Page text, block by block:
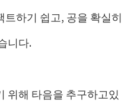
하기 쉽고, 공을 확실히
니다.
위해 타음을 추구하고있